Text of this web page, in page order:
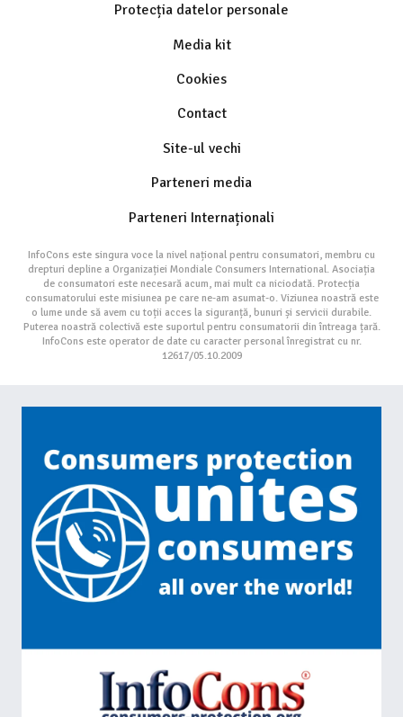
Protecția datelor personale
Media kit
Cookies
Contact
Site-ul vechi
Parteneri media
Parteneri Internaționali
InfoCons este singura voce la nivel național pentru consumatori, membru cu
drepturi depline a Organizației Mondiale Consumers International. Asociația
de consumatori este necesară acum, mai mult ca niciodată. Protecția
consumatorului este misiunea pe care ne-am asumat-o. Viziunea noastră este
o lume unde să avem cu toții acces la siguranță, bunuri și servicii durabile.
Puterea noastră colectivă este suportul pentru consumatorii din întreaga țară.
InfoCons este operator de date cu caracter personal înregistrat cu nr.
12617/05.10.2009